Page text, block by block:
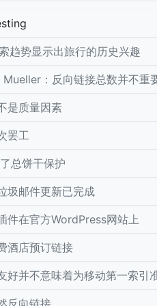
趋势显示出旅行的历史兴趣
：反向链接总数并不重
是质量因素
罢工
总饼干保护
圾邮件更新已完成
件在官方WordPress网站上
酒店预订链接
好并不意味着为移动第一索引